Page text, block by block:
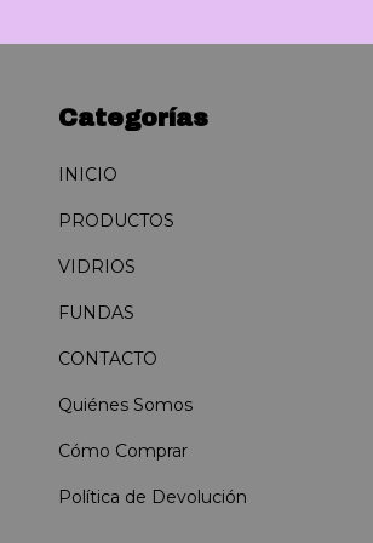
Categorías
INICIO
PRODUCTOS
VIDRIOS
FUNDAS
CONTACTO
Quiénes Somos
Cómo Comprar
Política de Devolución